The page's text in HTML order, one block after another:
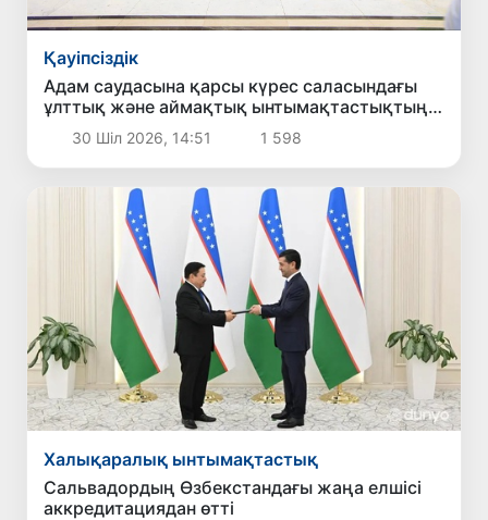
Қауіпсіздік
Адам саудасына қарсы күрес саласындағы
ұлттық және аймақтық ынтымақтастықтың
жаңа басым бағыттары белгіленді
30 Шіл 2026, 14:51 1 598
Халықаралық ынтымақтастық
Сальвадордың Өзбекстандағы жаңа елшісі
аккредитациядан өтті